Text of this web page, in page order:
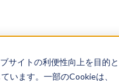
サイトの利便性向上を目的と
います。一部のCookieは、
ヘルプセンター